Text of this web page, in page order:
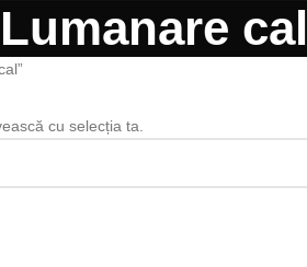
Lumanare cal
cu selecția ta.